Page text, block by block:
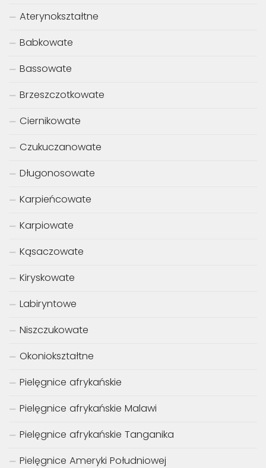
Aterynokształtne
Babkowate
Bassowate
Brzeszczotkowate
Ciernikowate
Czukuczanowate
Długonosowate
Karpieńcowate
Karpiowate
Kąsaczowate
Kiryskowate
Labiryntowe
Niszczukowate
Okoniokształtne
Pielęgnice afrykańskie
Pielęgnice afrykańskie Malawi
Pielęgnice afrykańskie Tanganika
Pielęgnice Ameryki Południowej